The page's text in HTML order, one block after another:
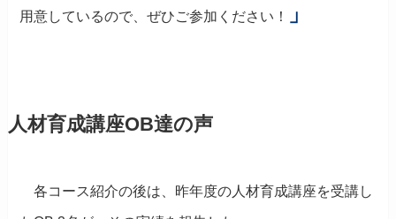
用意しているので、ぜひご参加ください！ 」
人材育成講座OB達の声
各コース紹介の後は、昨年度の人材育成講座を受講し